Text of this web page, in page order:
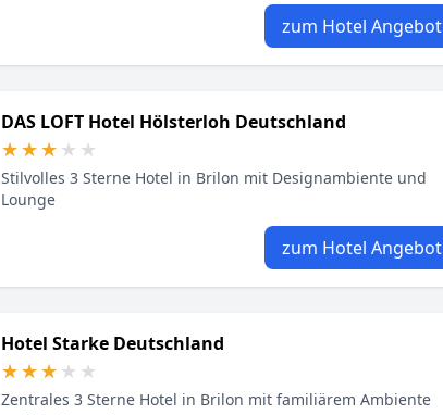
zum Hotel Angebot
DAS LOFT Hotel Hölsterloh Deutschland
★★★★★
★★★★★
Stilvolles 3 Sterne Hotel in Brilon mit Designambiente und
Lounge
zum Hotel Angebot
Hotel Starke Deutschland
★★★★★
★★★★★
Zentrales 3 Sterne Hotel in Brilon mit familiärem Ambiente